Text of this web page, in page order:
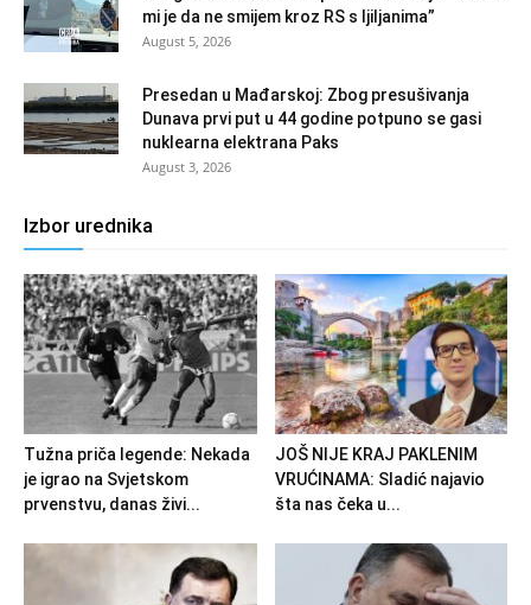
mi je da ne smijem kroz RS s ljiljanima”
August 5, 2026
Presedan u Mađarskoj: Zbog presušivanja
Dunava prvi put u 44 godine potpuno se gasi
nuklearna elektrana Paks
August 3, 2026
Izbor urednika
Tužna priča legende: Nekada
je igrao na Svjetskom
prvenstvu, danas živi...
JOŠ NIJE KRAJ PAKLENIM
VRUĆINAMA: Sladić najavio
šta nas čeka u...